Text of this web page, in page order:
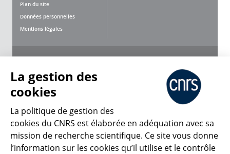
Plan du site
Données personnelles
Mentions légales
CNRS Le Mag
La gestion des
cookies
La politique de gestion des
cookies du CNRS est élaborée en adéquation avec sa
mission de recherche scientifique. Ce site vous donne
l’information sur les cookies qu’il utilise et le contrôle